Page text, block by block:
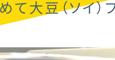
て大豆（ソイ）